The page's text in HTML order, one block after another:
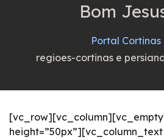
Bom
Portal Cortinas
regioes-cortinas e
height=”50px”][vc_column_text